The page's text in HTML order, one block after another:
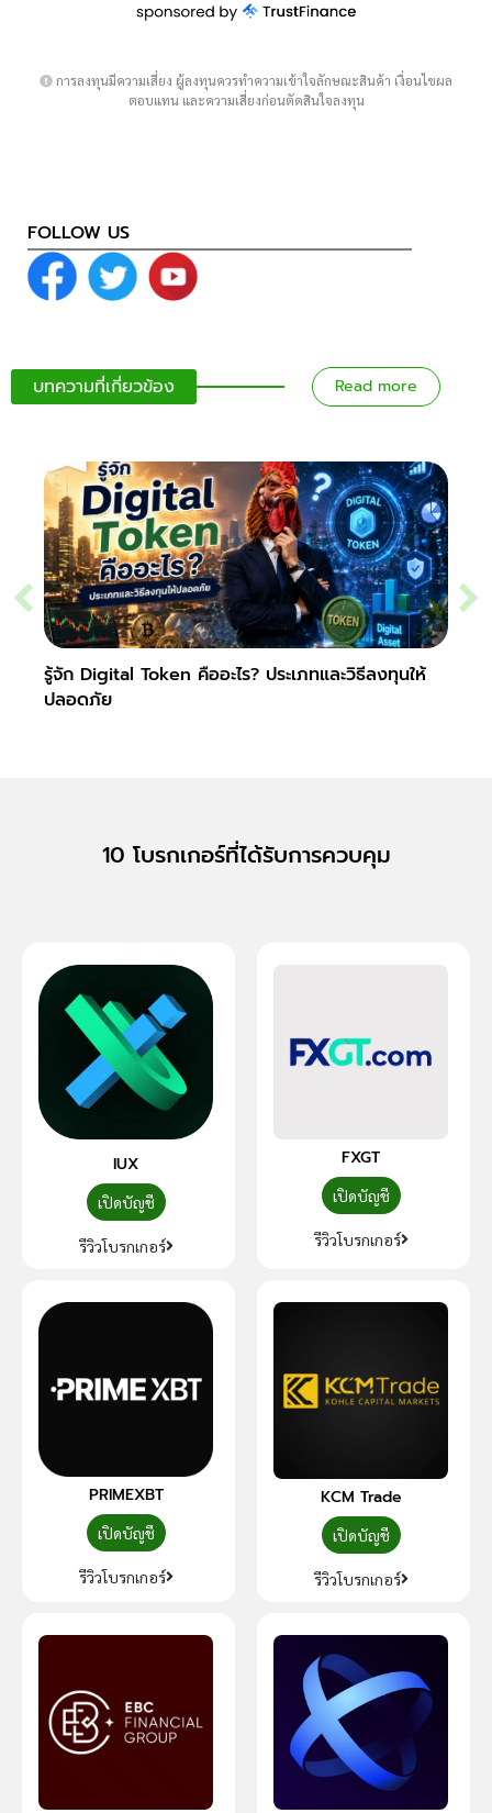
การลงทุนมีความเสี่ยง ผู้ลงทุนควรทำความเข้าใจลักษณะสินค้า เงื่อนไขผล
ตอบแทน และความเสี่ยงก่อนตัดสินใจลงทุน
FOLLOW US
บทความที่เกี่ยวข้อง Read more
รู้จัก Digital Token คืออะไร? ประเภทและวิธีลงทุนให้
ปลอดภัย
10 โบรกเกอร์ที่ได้รับการควบคุม
IUX
เปิดบัญชี
รีวิวโบรกเกอร์
FXGT
เปิดบัญชี
รีวิวโบรกเกอร์
PRIMEXBT
เปิดบัญชี
รีวิวโบรกเกอร์
KCM Trade
เปิดบัญชี
รีวิวโบรกเกอร์